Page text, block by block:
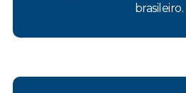
brasileiro.